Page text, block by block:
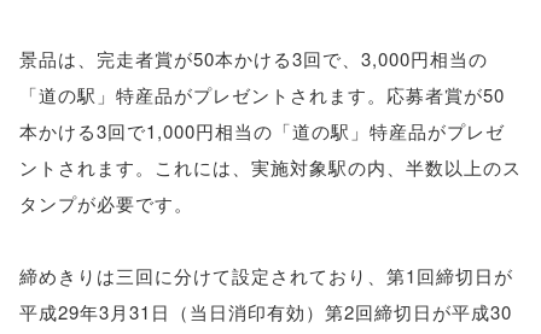
景品は、完走者賞が50本かける3回で、3,000円相当の
「道の駅」特産品がプレゼントされます。応募者賞が50
本かける3回で1,000円相当の「道の駅」特産品がプレゼ
ントされます。これには、実施対象駅の内、半数以上のス
タンプが必要です。
締めきりは三回に分けて設定されており、第1回締切日が
平成29年3月31日（当日消印有効）第2回締切日が平成30